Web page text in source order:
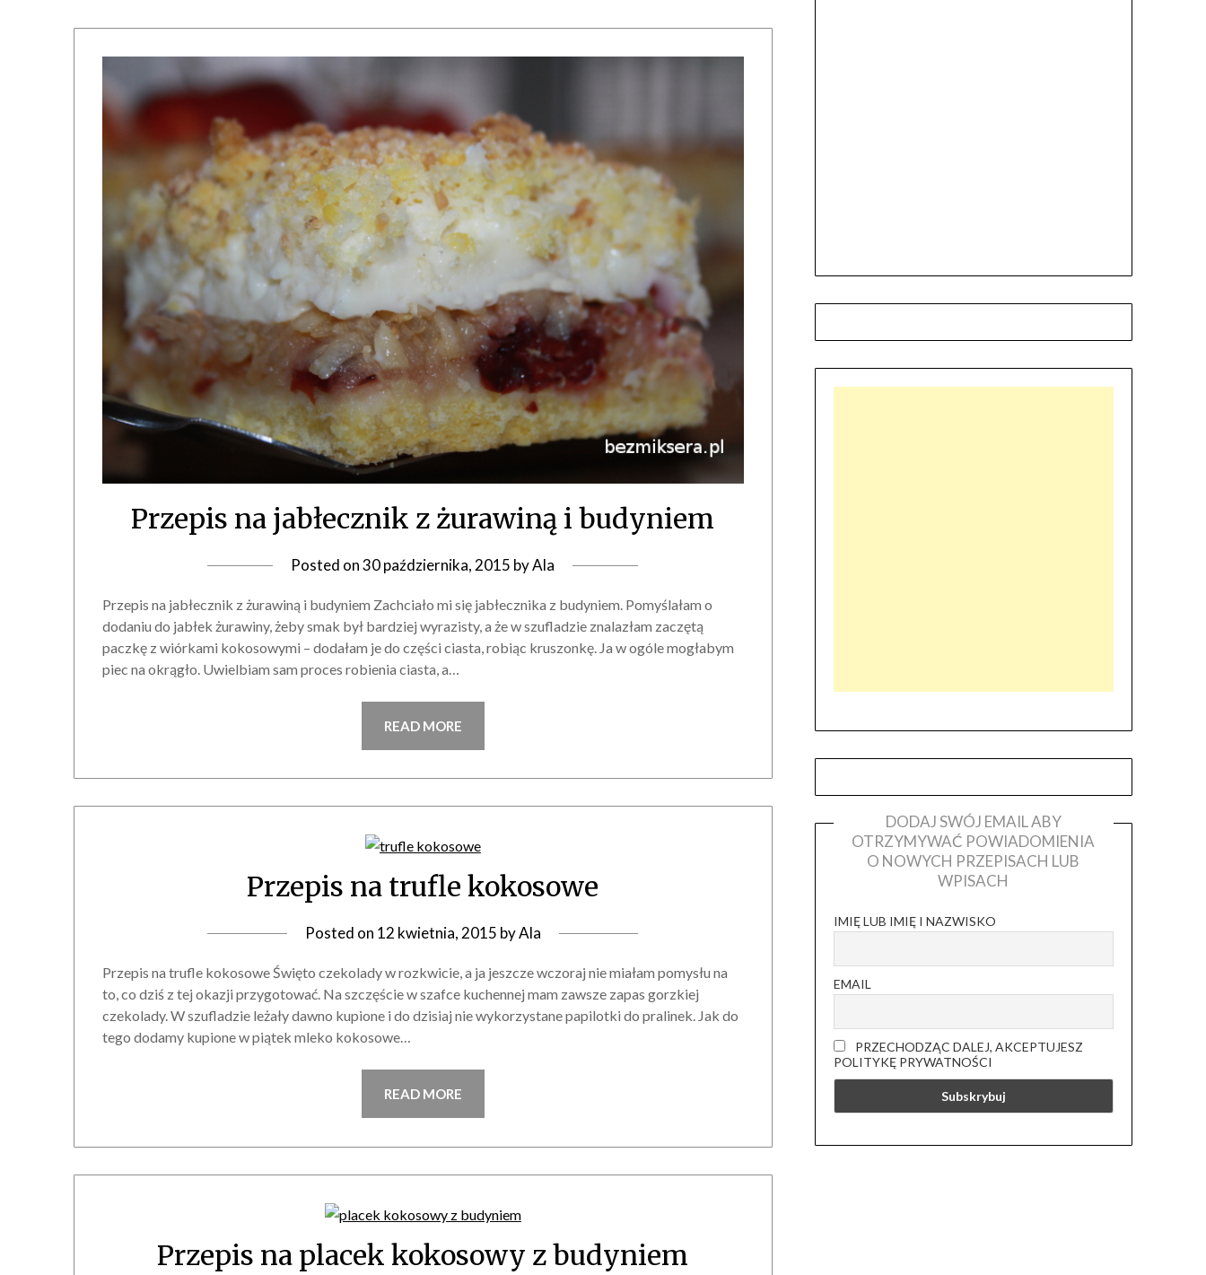
Przepis na jabłecznik z żurawiną i budyniem
Posted on30 października, 2015 byAla
Przepis na jabłecznik z żurawiną i budyniem Zachciało mi się jabłecznika z budyniem. Pomyślałam o
dodaniu do jabłek żurawiny, żeby smak był bardziej wyrazisty, a że w szufladzie znalazłam zaczętą
paczkę z wiórkami kokosowymi – dodałam je do części ciasta, robiąc kruszonkę. Ja w ogóle mogłabym
piec na okrągło. Uwielbiam sam proces robienia ciasta, a…
READ MORE
Przepis na trufle kokosowe
Posted on 12 kwietnia, 2015 byAla
Przepis na trufle kokosowe Święto czekolady w rozkwicie, a ja jeszcze wczoraj nie miałam pomysłu na
to, co dziś z tej okazji przygotować. Na szczęście w szafce kuchennej mam zawsze zapas gorzkiej
czekolady. W szufladzie leżały dawno kupione i do dzisiaj nie wykorzystane papilotki do pralinek. Jak do
tego dodamy kupione w piątek mleko kokosowe…
READ MORE
Przepis na placek kokosowy z budyniem
DODAJ SWÓJ EMAIL ABY
OTRZYMYWAĆ POWIADOMIENIA
O NOWYCH PRZEPISACH LUB
WPISACH
IMIĘ LUB IMIĘ I NAZWISKO
EMAIL
PRZECHODZĄC DALEJ, AKCEPTUJESZ
POLITYKĘ PRYWATNOŚCI